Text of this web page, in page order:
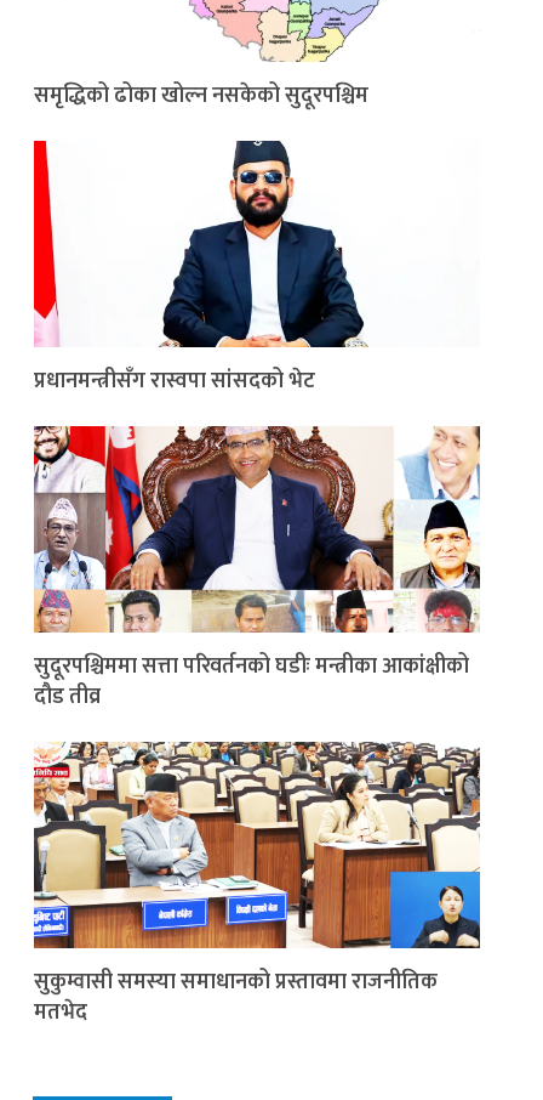
समृद्धिको ढोका खोल्न नसकेको सुदूरपश्चिम
प्रधानमन्त्रीसँग रास्वपा सांसदको भेट
सुदूरपश्चिममा सत्ता परिवर्तनको घडीः मन्त्रीका आकांक्षीको
दौड तीव्र
सुकुम्वासी समस्या समाधानको प्रस्तावमा राजनीतिक
मतभेद